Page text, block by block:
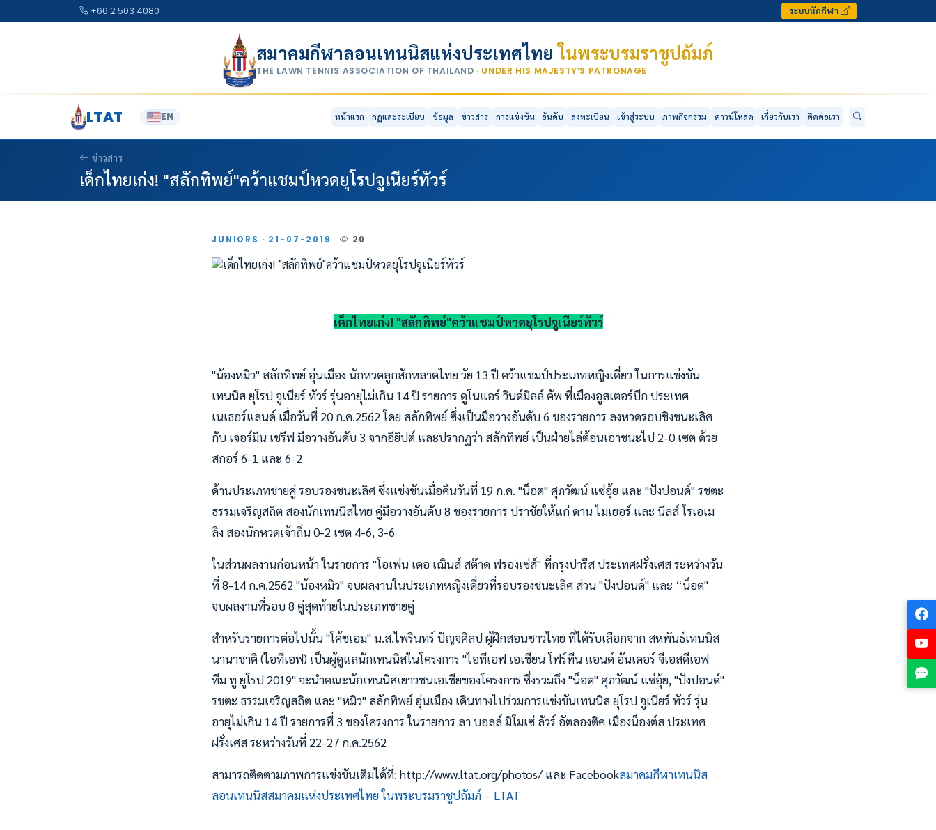
+66 2 503 4080 ระบบนักกีฬา
สมาคมกีฬาลอนเทนนิสแห่งประเทศไทยในพระบรมราชูปถัมภ์
THE LAWN TENNIS ASSOCIATION OF THAILAND · UNDER HIS MAJESTY’S PATRONAGE
LTAT EN หน้าแรก กฎและระเบียบ ข้อมูล ข่าวสาร การแข่งขัน อันดับ ลงทะเบียน เข้าสู่ระบบ ภาพกิจกรรม ดาวน์โหลด เกี่ยวกับเรา ติดต่อเรา
ข่าวสาร
เด็กไทยเก่ง! "สลักทิพย์"คว้าแชมป์หวดยุโรปจูเนียร์ทัวร์
JUNIORS · 21-07-2019 20
เด็กไทยเก่ง! "สลักทิพย์"คว้าแชมป์หวดยุโรปจูเนียร์ทัวร์
"น้องหมิว" สลักทิพย์ อุ่นเมือง นักหวดลูกสักหลาดไทย วัย 13 ปี คว้าแชมป์ประเภทหญิงเดี่ยว ในการแข่งขัน
เทนนิส ยุโรป จูเนียร์ ทัวร์ รุ่นอายุไม่เกิน 14 ปี รายการ ดูโนแอร์ วินด์มิลล์ คัพ ที่เมืองอูสเตอร์บีก ประเทศ
เนเธอร์แลนด์ เมื่อวันที่ 20 ก.ค.2562 โดย สลักทิพย์ ซึ่งเป็นมือวางอันดับ 6 ของรายการ ลงหวดรอบชิงชนะเลิศ
กับ เจอร์มีน เชรีฟ มือวางอันดับ 3 จากอียิปต์ และปรากฏว่า สลักทิพย์ เป็นฝ่ายไล่ต้อนเอาชนะไป 2-0 เซต ด้วย
สกอร์ 6-1 และ 6-2
ด้านประเภทชายคู่ รอบรองชนะเลิศ ซึ่งแข่งขันเมื่อคืนวันที่ 19 ก.ค. "น็อต" ศุภวัฒน์ แซ่อุ้ย และ "ปังปอนด์" รชตะ
ธรรมเจริญสถิต สองนักเทนนิสไทย คู่มือวางอันดับ 8 ของรายการ ปราชัยให้แก่ ดาน ไมเยอร์ และ นีลส์ โรเอเม
ลิง สองนักหวดเจ้าถิ่น 0-2 เซต 4-6, 3-6
ในส่วนผลงานก่อนหน้า ในรายการ "โอเพ่น เดอ เฌินส์ สต๊าด ฟรองเซ่ส์" ที่กรุงปารีส ประเทศฝรั่งเศส ระหว่างวัน
ที่ 8-14 ก.ค.2562 "น้องหมิว" จบผลงานในประเภทหญิงเดี่ยวที่รอบรองชนะเลิศ ส่วน "ปังปอนด์" และ “น็อต"
จบผลงานที่รอบ 8 คู่สุดท้ายในประเภทชายคู่
สำหรับรายการต่อไปนั้น "โค้ชเอม" น.ส.ไพรินทร์ ปัญจศิลป ผู้ฝึกสอนชาวไทย ที่ได้รับเลือกจาก สหพันธ์เทนนิส
นานาชาติ (ไอทีเอฟ) เป็นผู้ดูแลนักเทนนิสในโครงการ "ไอทีเอฟ เอเชียน โฟร์ทีน แอนด์ อันเดอร์ จีเอสดีเอฟ
ทีม ทู ยูโรป 2019" จะนำคณะนักเทนนิสเยาวชนเอเชียของโครงการ ซึ่งรวมถึง "น็อต" ศุภวัฒน์ แซ่อุ้ย, "ปังปอนด์"
รชตะ ธรรมเจริญสถิต และ "หมิว" สลักทิพย์ อุ่นเมือง เดินทางไปร่วมการแข่งขันเทนนิส ยุโรป จูเนียร์ ทัวร์ รุ่น
อายุไม่เกิน 14 ปี รายการที่ 3 ของโครงการ ในรายการ ลา บอลล์ มิโมเซ่ ลัวร์ อัตลองติค เมืองน็องต์ส ประเทศ
ฝรั่งเศส ระหว่างวันที่ 22-27 ก.ค.2562
สามารถติดตามภาพการแข่งขันเติมได้ที่: http://www.ltat.org/photos/ และ Facebookสมาคมกีฬาเทนนิส
ลอนเทนนิสสมาคมแห่งประเทศไทย ในพระบรมราชูปถัมภ์ – LTAT